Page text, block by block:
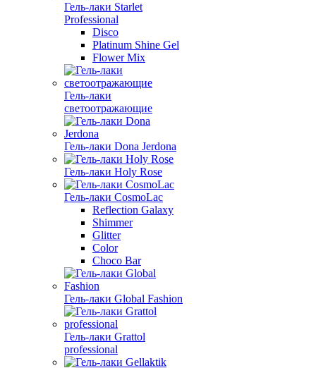
Гель-лаки Starlet
Professional
Disco
Platinum Shine Gel
Flower Mix
Гель-лаки
светоотражающие
Гель-лаки Dona Jerdona
Гель-лаки Holy Rose
Гель-лаки CosmoLac
Reflection Galaxy
Shimmer
Glitter
Color
Choco Bar
Гель-лаки Global Fashion
Гель-лаки Grattol
professional